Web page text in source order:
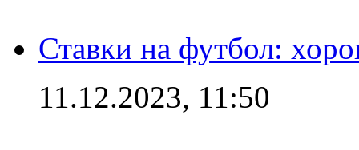
Ставки на футбол:
11.12.2023, 11:50